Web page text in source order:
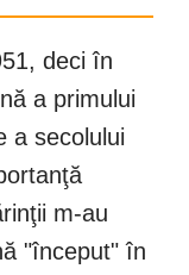
deci în
a primului
a secolului
m-au
"început" în